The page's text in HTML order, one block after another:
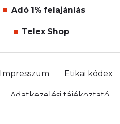
Adó 1% felajánlás
Telex Shop
Impresszum Etikai kódex
Adatkezelési tájékoztató